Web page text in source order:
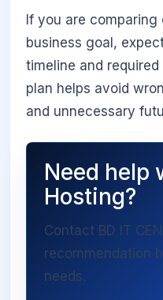
If you are
business goal,
timeline and
plan helps avoid
and unnecessary
Need help
Hosting?
Contact BD IT
recommendation
needs.